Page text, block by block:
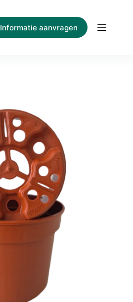
Informatie aanvragen